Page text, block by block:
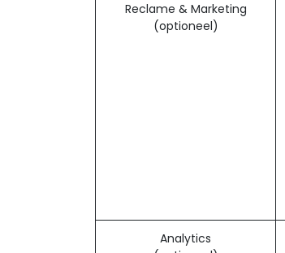
Reclame & Marketing
(optioneel)
Analytics